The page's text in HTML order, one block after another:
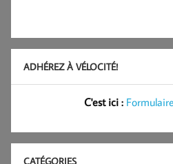
ADHÉREZ À VÉLOCITÉ!
C'est ici :
CATÉGORIES